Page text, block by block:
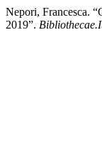
Nepori, Francesca.
2019”.